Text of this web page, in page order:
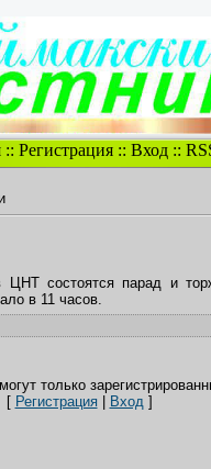
:: Регистрация:: Вход::
состоятся парад и
в 11 часов.
только
[ Регистрация| Вход]